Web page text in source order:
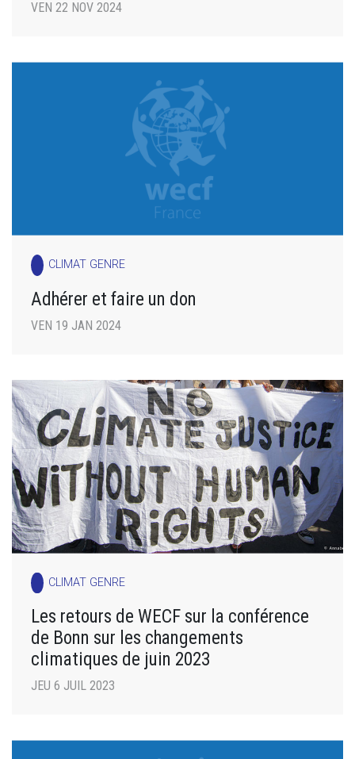
VEN 22 NOV 2024
CLIMAT GENRE
Adhérer et faire un don
VEN 19 JAN 2024
CLIMAT GENRE
Les retours de WECF sur la conférence
de Bonn sur les changements
climatiques de juin 2023
JEU 6 JUIL 2023